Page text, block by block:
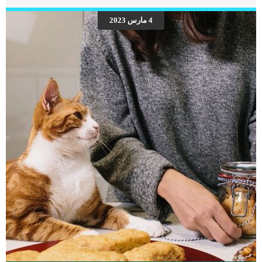
بضعف خلقي في الغدة في عين القطة. ومع ذلك ، لا يعرف بشكل أكيد ما إذا كان موروثًا.
يعتقد الكثير من الاخصائين أن الجفن الثالث لا يرتبط بسلالة معينة، فهو يصيب جميع […]
4 مارس 2023